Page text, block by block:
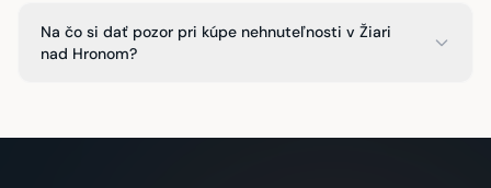
Na čo si dať pozor pri kúpe nehnuteľnosti v Žiari
nad Hronom?